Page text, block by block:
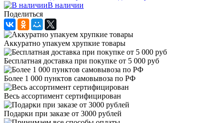
В наличии
Поделиться
Аккуратно упакуем хрупкие товары
Бесплатная доставка при покупке от 5 000 руб
Более 1 000 пунктов самовывоза по РФ
Весь ассортимент сертифицирован
Подарки при заказе от 3000 рублей